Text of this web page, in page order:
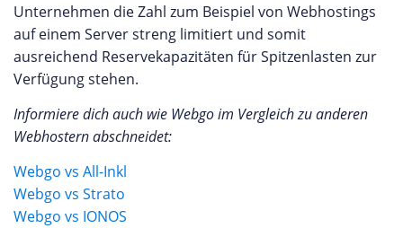
Unternehmen die Zahl zum Beispiel von Webhostings
auf einem Server streng limitiert und somit
ausreichend Reservekapazitäten für Spitzenlasten zur
Verfügung stehen.
Informiere dich auch wie Webgo im Vergleich zu anderen
Webhostern abschneidet:
Webgo vs All-Inkl
Webgo vs Strato
Webgo vs IONOS